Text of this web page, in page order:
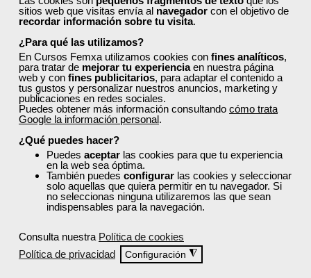
sitios web que visitas envía al navegador con el objetivo de
recordar información sobre tu visita.
¿Para qué las utilizamos?
En Cursos Femxa utilizamos cookies con fines analíticos,
para tratar de mejorar tu experienciaen nuestra página
web y con fines publicitarios, para adaptar el contenido a
tus gustos y personalizar nuestros anuncios, marketing y
publicaciones en redes sociales.
Puedes obtener más información consultando cómo trata
Google la información personal.
¿Qué puedes hacer?
Puedes aceptar las cookies para que tu experiencia
en la web sea óptima.
También puedes configurar las cookies y seleccionar
solo aquellas que quiera permitir en tu navegador. Si
no seleccionas ninguna utilizaremos las que sean
indispensables para la navegación.
Consulta nuestra Política de cookies
Política de privacidad
Configuración ◮
transporte, y prevención de riesgos laborales y
medioambiente.
Descubre cursos tan útiles como:
Las TIC en la enseñanza
Gestión en restauración y diseño en proceso de
servicio
Abonado y fertilización en agricultura ecológica
Política y gestión informatizada de stock
Aplicación práctica básica de REVIT para
prefabricados
Herramientas digitales Microsoft 365 nivel
intermedio
Todos ellos cuentan con acreditación oficial.
¿Cómo solicitar plaza en un
curso de Femxa en Álava?